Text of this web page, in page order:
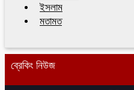
ইসলাম
মতামত
ব্রেকিং নিউজ